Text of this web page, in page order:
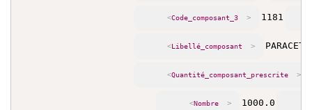
<Code_composant_3 > 1181
<Libellé_composant >
<Quantité_composant_prescrite >
<Nombre > 1000.0